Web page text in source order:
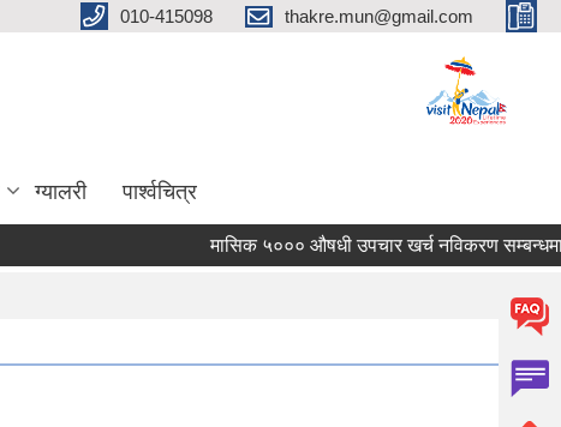
010-415098 thakre.mun@gmail.com
ग्यालरी पार्श्वचित्र
मासिक ५००० औषधी उपचार खर्च नविकरण सम्बन्धमा ।